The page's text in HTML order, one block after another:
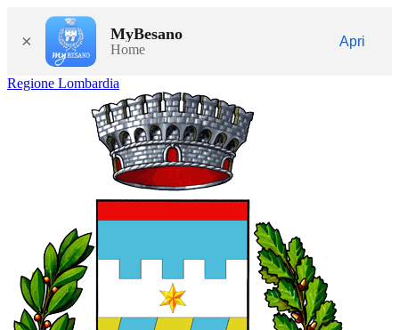
× MyBesano
Home
Apri
Regione Lombardia